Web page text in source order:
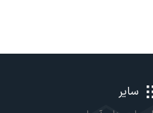
سایر